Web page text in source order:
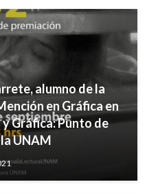
alumno de la
en Gráfica en
Gráfica: Punto de
UNAM